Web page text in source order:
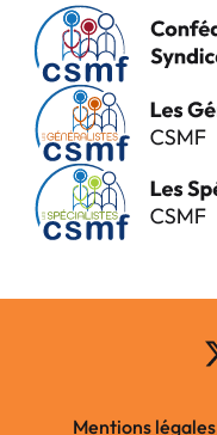
Mentions légales